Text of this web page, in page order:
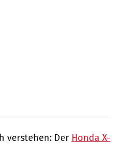
verstehen: Der Honda X-